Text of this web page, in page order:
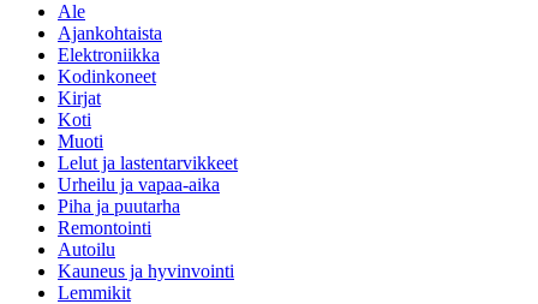
Ale
Ajankohtaista
Elektroniikka
Kodinkoneet
Kirjat
Koti
Muoti
Lelut ja lastentarvikkeet
Urheilu ja vapaa-aika
Piha ja puutarha
Remontointi
Autoilu
Kauneus ja hyvinvointi
Lemmikit